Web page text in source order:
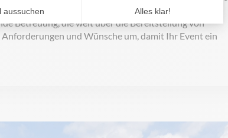
Betreuung, die weit über die Bereitstellung von
und Wünsche um, damit Ihr Event ein